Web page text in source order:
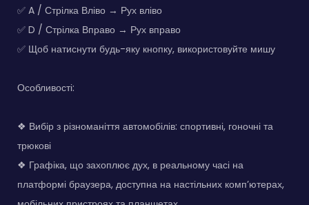
✅ A / Стрілка Вліво → Рух вліво
✅ D / Стрілка Вправо → Рух вправо
✅ Щоб натиснути будь-яку кнопку, використовуйте мишу
Особливості:
❖ Вибір з різноманіття автомобілів: спортивні, гоночні та
трюкові
❖ Графіка, що захоплює дух, в реальному часі на
платформі браузера, доступна на настільних комп’ютерах,